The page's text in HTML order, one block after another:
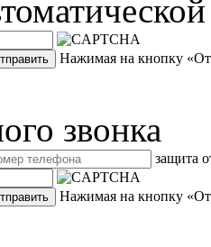
Нажимая на кнопку
звонка
защита
Нажимая на кнопку